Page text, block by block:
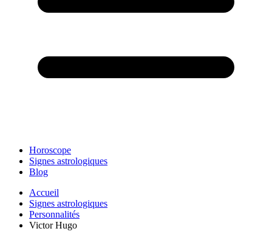
Horoscope
Signes astrologiques
Blog
Accueil
Signes astrologiques
Personnalités
Victor Hugo